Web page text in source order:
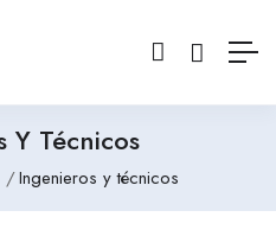
Y Técnicos
Ingenieros y técnicos